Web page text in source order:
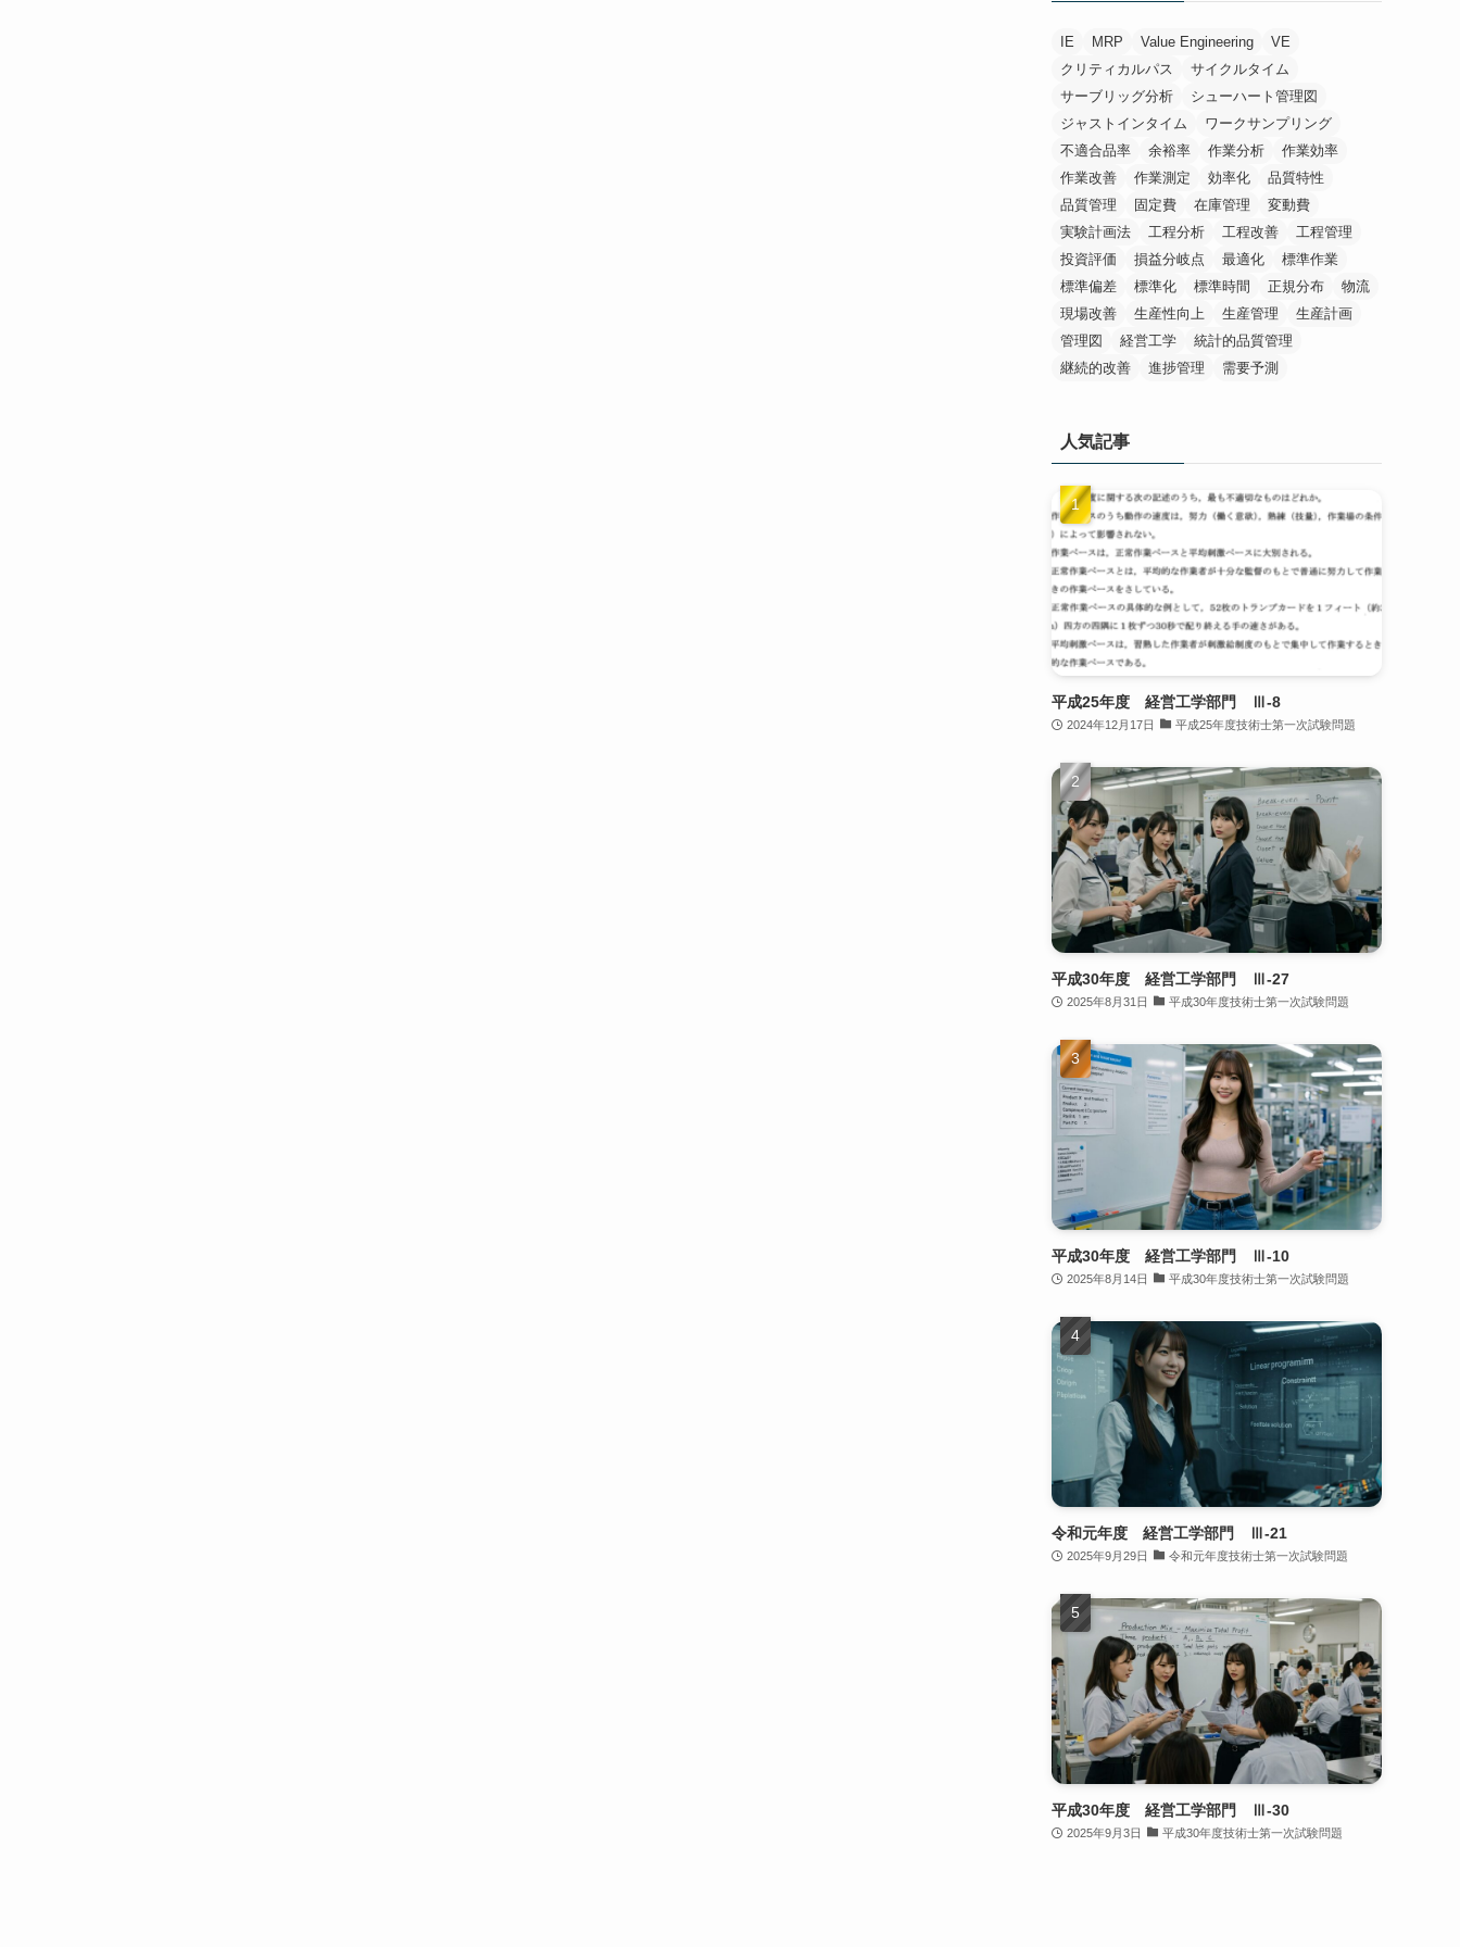
IE MRP Value Engineering
VE
クリティカルパス
サイクルタイム
サーブリッグ分析
シューハート管理図
ジャストインタイム
ワークサンプリング
不適合品率
余裕率 作業分析
作業効率
作業改善
作業測定 効率化
品質特性
品質管理
固定費 在庫管理
変動費
実験計画法
工程分析 工程改善
工程管理
投資評価
損益分岐点 最適化
標準作業
標準偏差
標準化 標準時間 正規分布
物流
現場改善
生産性向上 生産管理
生産計画
管理図
経営工学
統計的品質管理
継続的改善
進捗管理 需要予測
人気記事
平成25年度 経営工学部門 Ⅲ-8
2024年12月17日 平成25年度技術士第一次試験問題
平成30年度 経営工学部門 Ⅲ-27
2025年8月31日 平成30年度技術士第一次試験問題
平成30年度 経営工学部門 Ⅲ-10
2025年8月14日 平成30年度技術士第一次試験問題
令和元年度 経営工学部門 Ⅲ-21
2025年9月29日 令和元年度技術士第一次試験問題
平成30年度 経営工学部門 Ⅲ-30
2025年9月3日 平成30年度技術士第一次試験問題